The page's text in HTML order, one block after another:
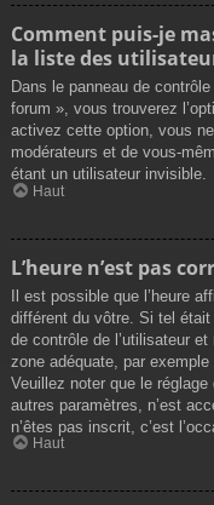
Comment puis-je
la liste des
Dans le panneau de
forum », vous trouverez
activez cette option, vous
modérateurs et de vous-
étant un utilisateur invisible.
Haut
L’heure n’est pas
Il est possible que l’heure
différent du vôtre. Si tel
de contrôle de l’utilisateur
zone adéquate, par
Veuillez noter que le
autres paramètres, n’est
n’êtes pas inscrit, c’est
Haut